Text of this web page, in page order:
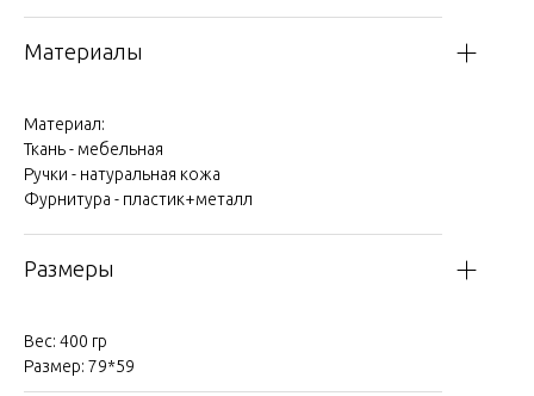
Материалы
Материал:
Ткань - мебельная
Ручки - натуральная кожа
Фурнитура - пластик+металл
Размеры
Вес: 400 гр
Размер: 79*59